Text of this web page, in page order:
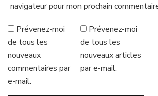
navigateur pour mon prochain
Prévenez-moi
de tous les
nouveaux
commentaires par
e-mail.
Prévenez-moi
de tous les
nouveaux articles
par e-mail.